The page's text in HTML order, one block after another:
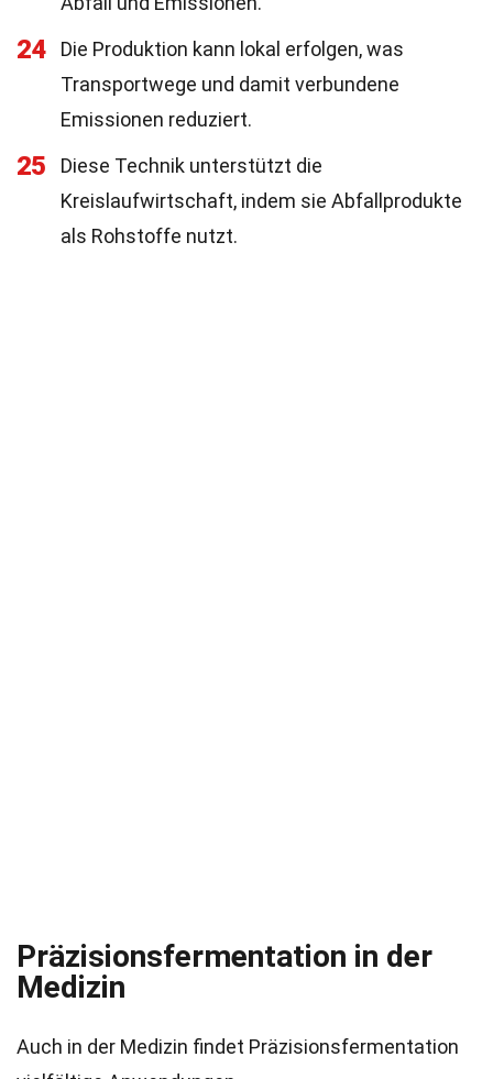
24
Die Produktion kann lokal erfolgen, was
Transportwege und damit verbundene
Emissionen reduziert.
25
Diese Technik unterstützt die
Kreislaufwirtschaft, indem sie Abfallprodukte
als Rohstoffe nutzt.
Präzisionsfermentation in der
Medizin
Auch in der Medizin findet Präzisionsfermentation